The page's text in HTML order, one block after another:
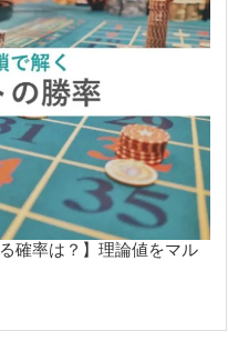
確率は？】理論値をマル